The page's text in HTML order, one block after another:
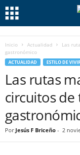
Inicio Actualidad
Las
gastronómico
ACTUALIDAD ESTILO DE
Las rutas
circuitos
Por Jesús F Briceño - 2